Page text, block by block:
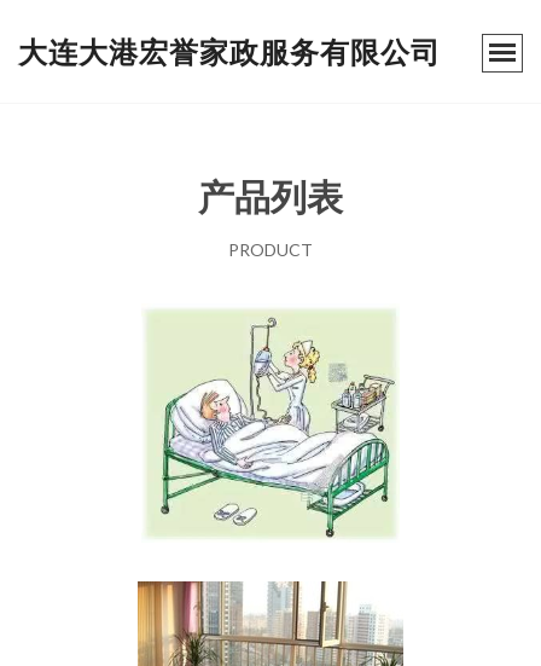
大连大港宏誉家政服务有限公司
产品列表
PRODUCT